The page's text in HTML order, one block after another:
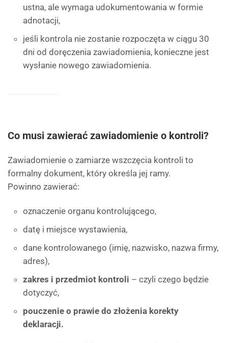
ustna, ale wymaga udokumentowania w formie
adnotacji,
jeśli kontrola nie zostanie rozpoczęta w ciągu 30
dni od doręczenia zawiadomienia, konieczne jest
wysłanie nowego zawiadomienia.
Co musi zawierać zawiadomienie o kontroli?
Zawiadomienie o zamiarze wszczęcia kontroli to
formalny dokument, który określa jej ramy.
Powinno zawierać:
oznaczenie organu kontrolującego,
datę i miejsce wystawienia,
dane kontrolowanego (imię, nazwisko, nazwa firmy,
adres),
zakres i przedmiot kontroli – czyli czego będzie
dotyczyć,
pouczenie o prawie do złożenia korekty
deklaracji.